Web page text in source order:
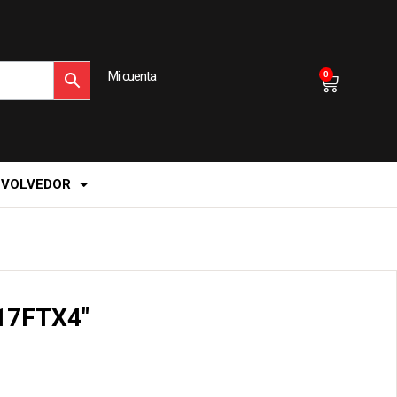
Mi cuenta 0